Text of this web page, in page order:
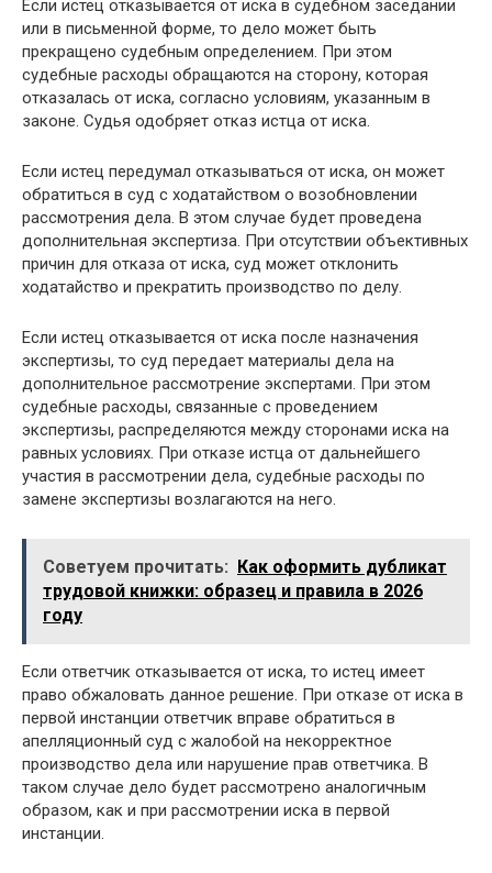
Если истец отказывается от иска в судебном заседании
или в письменной форме, то дело может быть
прекращено судебным определением. При этом
судебные расходы обращаются на сторону, которая
отказалась от иска, согласно условиям, указанным в
законе. Судья одобряет отказ истца от иска.
Если истец передумал отказываться от иска, он может
обратиться в суд с ходатайством о возобновлении
рассмотрения дела. В этом случае будет проведена
дополнительная экспертиза. При отсутствии объективных
причин для отказа от иска, суд может отклонить
ходатайство и прекратить производство по делу.
Если истец отказывается от иска после назначения
экспертизы, то суд передает материалы дела на
дополнительное рассмотрение экспертами. При этом
судебные расходы, связанные с проведением
экспертизы, распределяются между сторонами иска на
равных условиях. При отказе истца от дальнейшего
участия в рассмотрении дела, судебные расходы по
замене экспертизы возлагаются на него.
Советуем прочитать:
Как оформить дубликат
трудовой книжки: образец и правила в 2026
году
Если ответчик отказывается от иска, то истец имеет
право обжаловать данное решение. При отказе от иска в
первой инстанции ответчик вправе обратиться в
апелляционный суд с жалобой на некорректное
производство дела или нарушение прав ответчика. В
таком случае дело будет рассмотрено аналогичным
образом, как и при рассмотрении иска в первой
инстанции.